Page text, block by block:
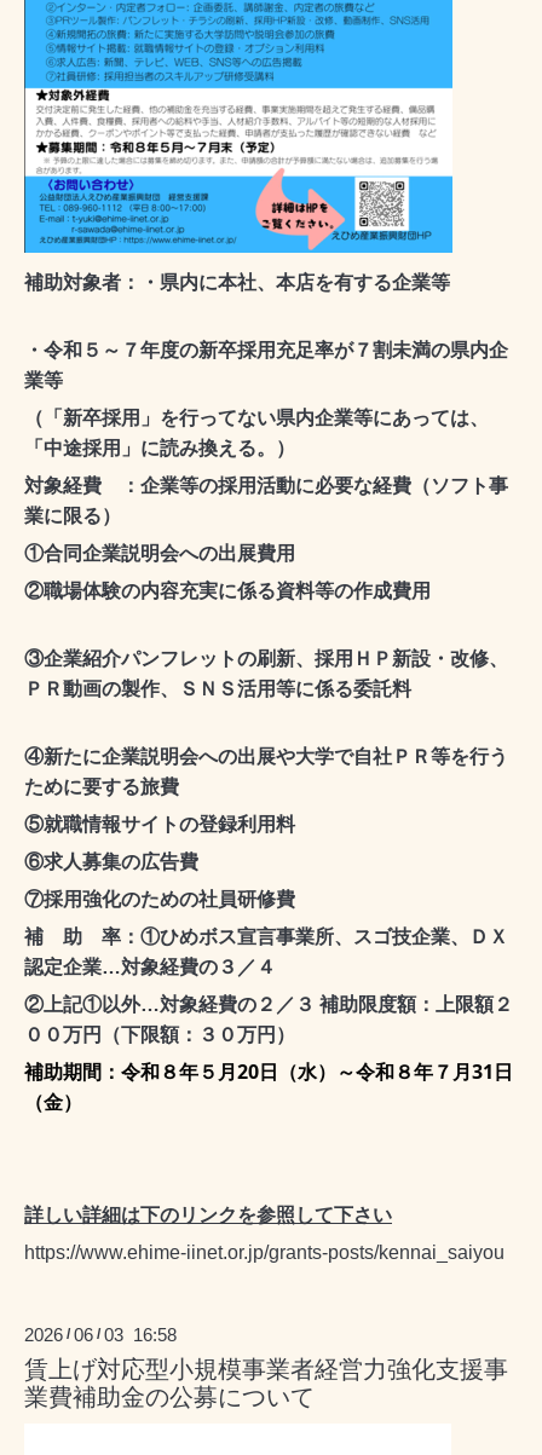
補助対象者：・県内に本社、本店を有する企業等
・令和５～７年度の新卒採用充足率が７割未満の県内企
業等
（「新卒採用」を行ってない県内企業等にあっては、
「中途採用」に読み換える。）
対象経費 ：企業等の採用活動に必要な経費（ソフト事
業に限る）
①合同企業説明会への出展費用
②職場体験の内容充実に係る資料等の作成費用
③企業紹介パンフレットの刷新、採用ＨＰ新設・改修、
ＰＲ動画の製作、ＳＮＳ活用等に係る委託料
④新たに企業説明会への出展や大学で自社ＰＲ等を行う
ために要する旅費
⑤就職情報サイトの登録利用料
⑥求人募集の広告費
⑦採用強化のための社員研修費
補 助 率：①ひめボス宣言事業所、スゴ技企業、ＤＸ
認定企業…対象経費の３／４
②上記①以外…対象経費の２／３ 補助限度額：上限額２
００万円（下限額：３０万円）
補助期間： 令和８年５月20日（水）～令和８年７月31日
（金）
詳しい詳細は下のリンクを参照して下さい
https://www.ehime-iinet.or.jp/grants-posts/kennai_saiyou
2026 /06 /03 16:58
賃上げ対応型小規模事業者経営力強化支援事
業費補助金の公募について